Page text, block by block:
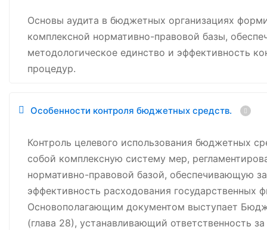
Основы аудита в бюджетных организациях
комплексной нормативно-правовой базы,
методологическое единство и эффективность
процедур.
Особенности контроля бюджетных средств.
Контроль целевого использования бюджетных
собой комплексную систему мер,
нормативно-правовой базой, обеспечивающую
эффективность расходования государственных
Основополагающим документом выступает
(глава 28), устанавливающий ответственность